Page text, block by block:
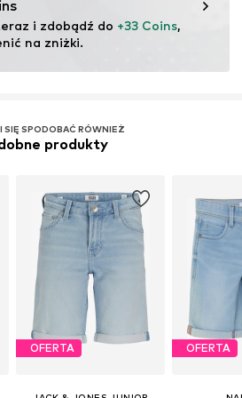
i zdobądź do +33 Coins,
na zniżki.
SIĘ SPODOBAĆ RÓWNIEŻ
produkty
OFERTA OFERTA